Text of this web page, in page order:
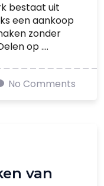
bestaat uit
een aankoop
zonder
op ....
No Comments
van